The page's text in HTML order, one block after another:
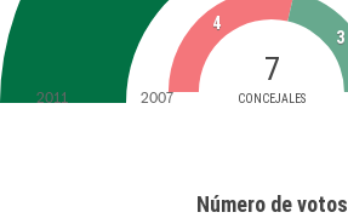
7
CONCEJALES
4
3
2011 2007
Número de votos